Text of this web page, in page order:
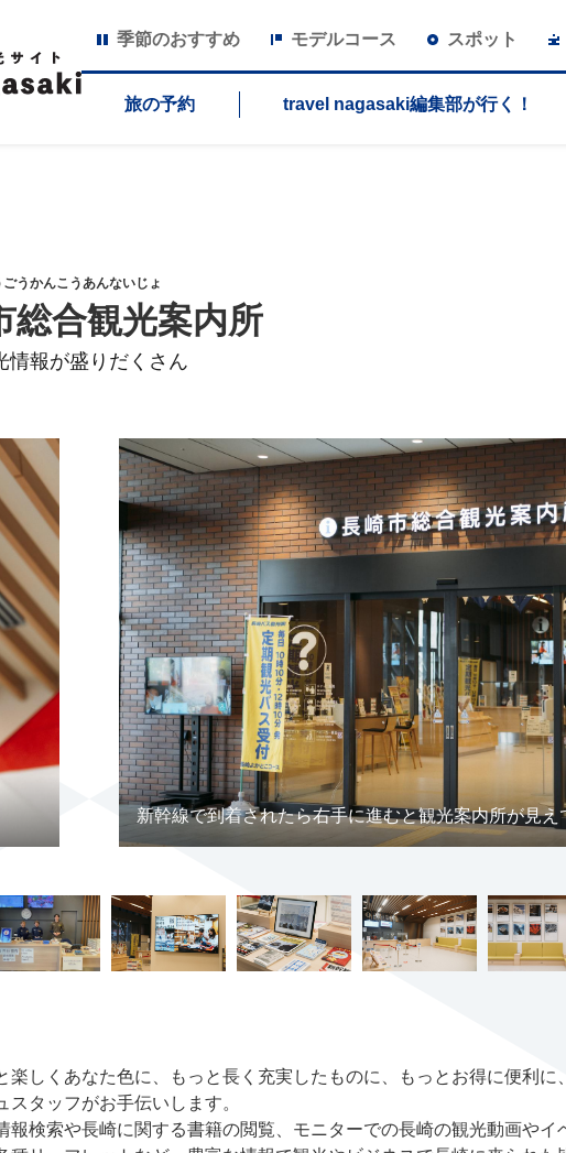
季節のおすすめ モデルコース スポット
旅の予約 travel nagasaki編集部が行く！
うかんこうあんないじょ
総合観光案内所
情報が盛りだくさん
新幹線で到着されたら右手に進むと観光案内所が見え
楽しくあなた色に、もっと長く充実したものに、もっとお得に便利に、
スタッフがお手伝いします。
報検索や長崎に関する書籍の閲覧、モニターでの長崎の観光動画やイ